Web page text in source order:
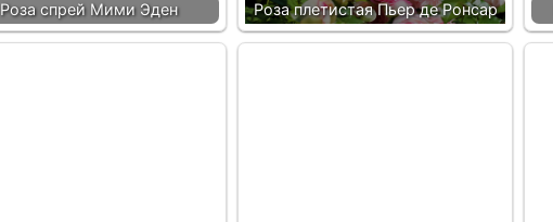
Роза спрей Мими Эден Роза плетистая Пьер де Ронсар